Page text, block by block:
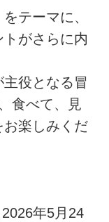
テーマに、
がさらに内
役となる冒
食べて、見
楽しみくだ
年5月24